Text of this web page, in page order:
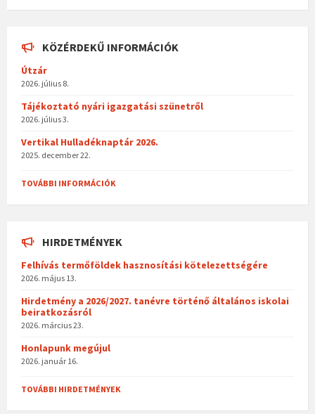
KÖZÉRDEKŰ INFORMÁCIÓK
Útzár
2026. július 8.
Tájékoztató nyári igazgatási szünetről
2026. július 3.
Vertikal Hulladéknaptár 2026.
2025. december 22.
TOVÁBBI INFORMÁCIÓK
HIRDETMÉNYEK
Felhívás termőföldek hasznosítási kötelezettségére
2026. május 13.
Hirdetmény a 2026/2027. tanévre történő általános iskolai
beiratkozásról
2026. március 23.
Honlapunk megújul
2026. január 16.
TOVÁBBI HIRDETMÉNYEK